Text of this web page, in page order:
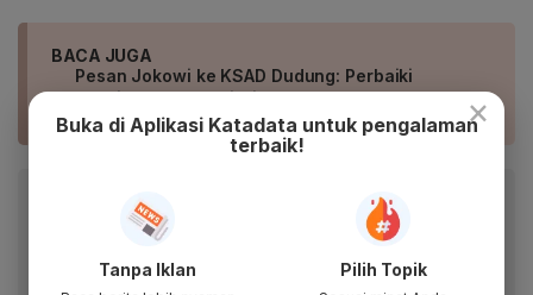
BACA JUGA
Pesan Jokowi ke KSAD Dudung: Perbaiki
Kesejahteraan Prajurit TNI AD
Baca artikel ini lewat aplikasi mobile.
Dapatkan pengalaman membaca lebih nyaman dan nikmati
fitur menarik lainnya lewat aplikasi mobile Katadata.
×
Buka di Aplikasi Katadata untuk pengalaman
terbaik!
Tanpa Iklan Pilih Topik